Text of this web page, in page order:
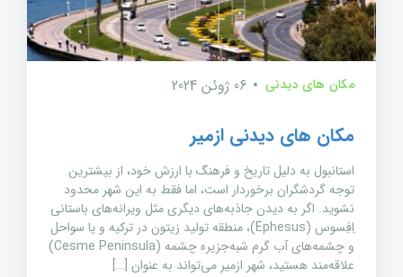
مکان های دیدنی 06 ژوئن 2024
مکان های دیدنی ازمیر
استانبول به دلیل تاریخ و فرهنگ با ارزش خود، از بیشترین
توجه گردشگران برخوردار است، اما فقط به این شهر محدود
نشوید. اگر به دیدن جاذبه‌های دیگری مثل ویرانه‌های باستانی
اِفِسوس (Ephesus)، منطقه تولید زیتون در ترکیه و یا سواحل
و چشمه‌های آب گرم شبه‌جزیره چشمه (Cesme Peninsula)
علاقه‌مند هستید، شهر ازمیر می‌تواند به عنوان […]